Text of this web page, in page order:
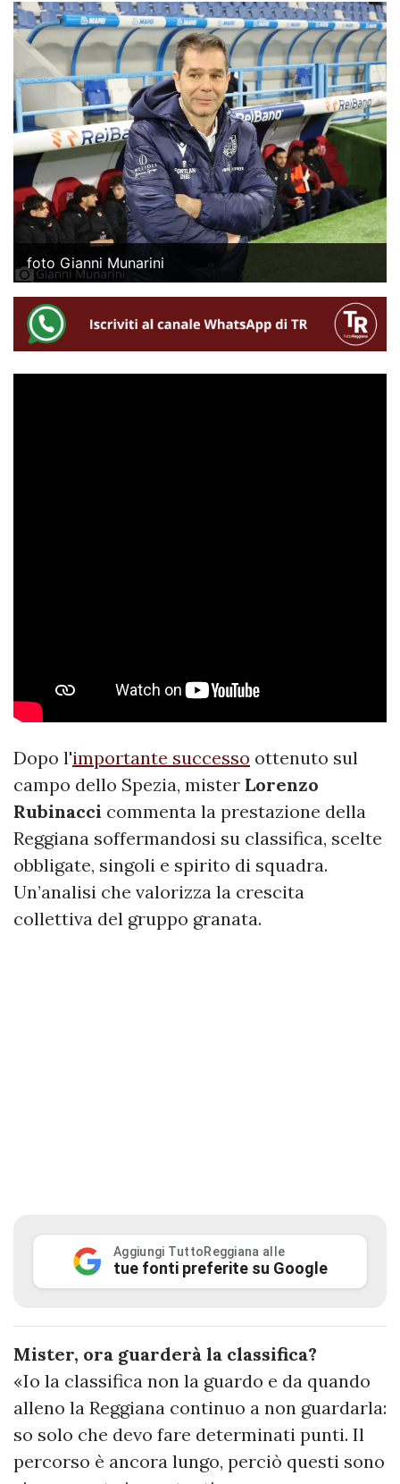
foto Gianni Munarini
Dopo l'importante successo ottenuto sul
campo dello Spezia, mister Lorenzo
Rubinacci commenta la prestazione della
Reggiana soffermandosi su classifica, scelte
obbligate, singoli e spirito di squadra.
Un’analisi che valorizza la crescita
collettiva del gruppo granata.
Aggiungi TuttoReggiana alle
tue fonti preferite su Google
Mister, ora guarderà la classifica?
«Io la classifica non la guardo e da quando
alleno la Reggiana continuo a non guardarla:
so solo che devo fare determinati punti. Il
percorso è ancora lungo, perciò questi sono